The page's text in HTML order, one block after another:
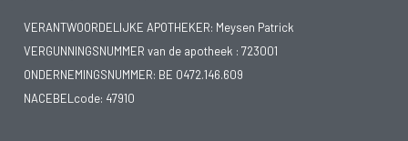
VERANTWOORDELIJKE APOTHEKER: Meysen Patrick
VERGUNNINGSNUMMER van de apotheek : 723001
ONDERNEMINGSNUMMER: BE 0472.146.609
NACEBELcode: 47910